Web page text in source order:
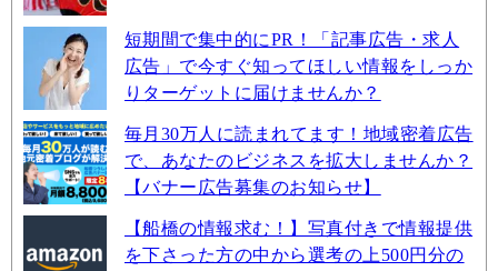
短期間で集中的にPR！「記事広告・求人
広告」で今すぐ知ってほしい情報をしっか
りターゲットに届けませんか？
毎月30万人に読まれてます！地域密着広告
で、あなたのビジネスを拡大しませんか？
【バナー広告募集のお知らせ】
【船橋の情報求む！】写真付きで情報提供
を下さった方の中から選考の上500円分の